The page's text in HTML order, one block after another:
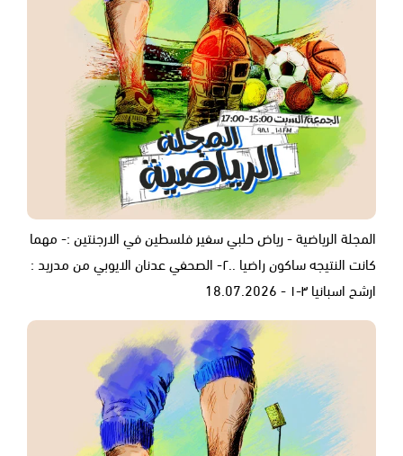
المجلة الرياضية - رياض حلبي سفير فلسطين في الارجنتين :- مهما
كانت النتيجه ساكون راضيا ..٢- الصحفي عدنان الايوبي من مدريد :
ارشح اسبانيا ٣-١ - 18.07.2026